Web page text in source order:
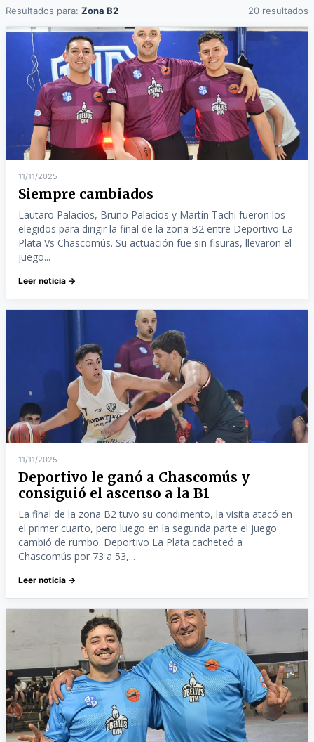
Resultados para: Zona B2 20 resultados
11/11/2025
Siempre cambiados
Lautaro Palacios, Bruno Palacios y Martin Tachi fueron los
elegidos para dirigir la final de la zona B2 entre Deportivo La
Plata Vs Chascomús. Su actuación fue sin fisuras, llevaron el
juego...
Leer noticia →
11/11/2025
Deportivo le ganó a Chascomús y
consiguió el ascenso a la B1
La final de la zona B2 tuvo su condimento, la visita atacó en
el primer cuarto, pero luego en la segunda parte el juego
cambió de rumbo. Deportivo La Plata cacheteó a
Chascomús por 73 a 53,...
Leer noticia →